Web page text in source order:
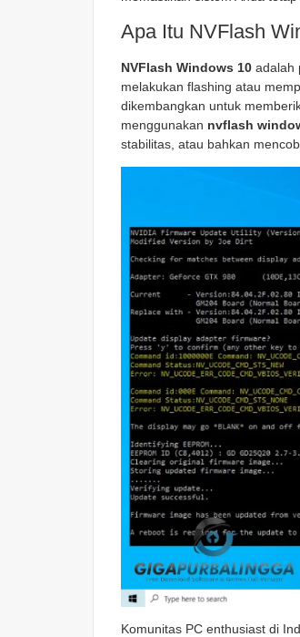
Apa Itu NVFlash
NVFlash Windows 10 adalah
melakukan flashing atau
dikembangkan untuk
menggunakan nvflash
stabilitas, atau bahkan
Komunitas PC enthusiast di